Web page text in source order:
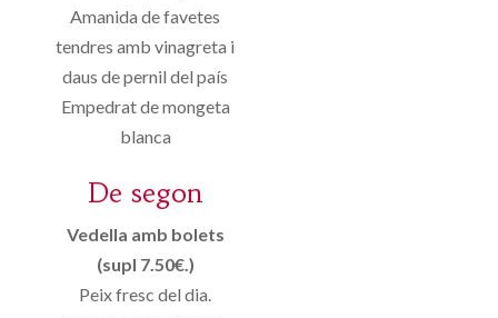
Amanida de favetes
tendres amb vinagreta i
daus de pernil del país
Empedrat de mongeta
blanca
De segon
Vedella amb bolets
(supl 7.50€.)
Peix fresc del dia.